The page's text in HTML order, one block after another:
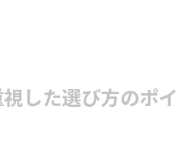
した選び方のポイ